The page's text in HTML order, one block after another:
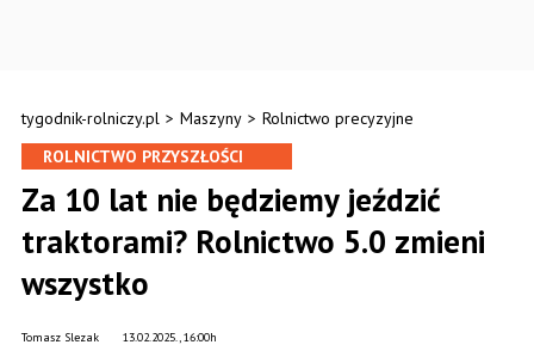
tygodnik-rolniczy.pl > Maszyny > Rolnictwo precyzyjne
ROLNICTWO PRZYSZŁOŚCI
Za 10 lat nie będziemy jeździć
traktorami? Rolnictwo 5.0 zmieni
wszystko
13.02.2025., 16:00h
Tomasz Slezak